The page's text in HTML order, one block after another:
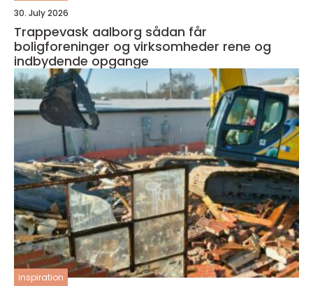
30. July 2026
Trappevask aalborg sådan får
boligforeninger og virksomheder rene og
indbydende opgange
inspiration